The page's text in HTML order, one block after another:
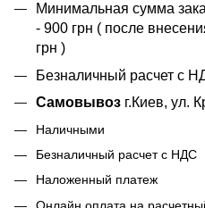
Минимальная сумма
- 900 грн ( после
грн )
Безналичный расчет с
Самовывоз г.Киев, ул.
Наличными
Безналичный расчет с НДС
Наложенный платеж
Онлайн оплата на